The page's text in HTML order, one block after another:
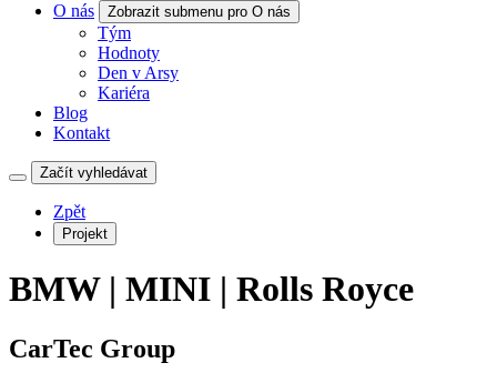
O nás
Zobrazit submenu pro O nás
Tým
Hodnoty
Den v Arsy
Kariéra
Blog
Kontakt
Začít vyhledávat
Zpět
Projekt
BMW | MINI | Rolls Royce
CarTec Group